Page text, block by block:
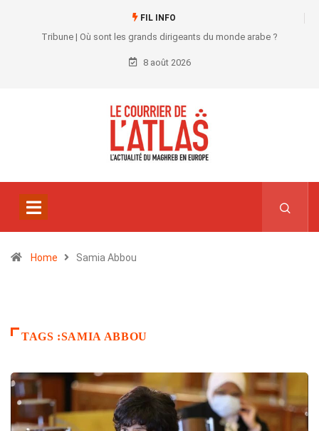
FIL INFO
Tribune | Où sont les grands dirigeants du monde arabe ?
8 août 2026
Home Samia Abbou
TAGS :SAMIA ABBOU